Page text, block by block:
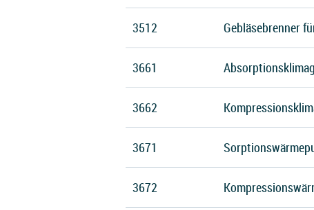
3512 Gebläsebrenner
3661
3662
3671
3672